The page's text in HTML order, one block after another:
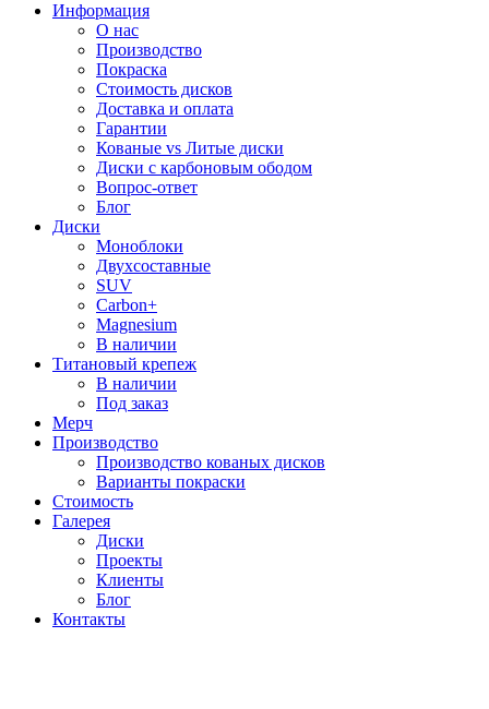
Информация
О нас
Производство
Покраска
Стоимость дисков
Доставка и оплата
Гарантии
Кованые vs Литые диски
Диски с карбоновым ободом
Вопрос-ответ
Блог
Диски
Моноблоки
Двухсоставные
SUV
Carbon+
Magnesium
В наличии
Титановый крепеж
В наличии
Под заказ
Мерч
Производство
Производство кованых дисков
Варианты покраски
Стоимость
Галерея
Диски
Проекты
Клиенты
Блог
Контакты